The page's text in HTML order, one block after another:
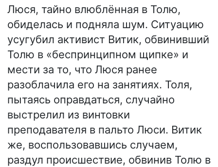
Люся, тайно влюблённая в Толю,
обиделась и подняла шум. Ситуацию
усугубил активист Витик, обвинивший
Толю в «беспринципном щипке» и
мести за то, что Люся ранее
разоблачила его на занятиях. Толя,
пытаясь оправдаться, случайно
выстрелил из винтовки
преподавателя в пальто Люси. Витик
же, воспользовавшись случаем,
раздул происшествие, обвинив Толю в